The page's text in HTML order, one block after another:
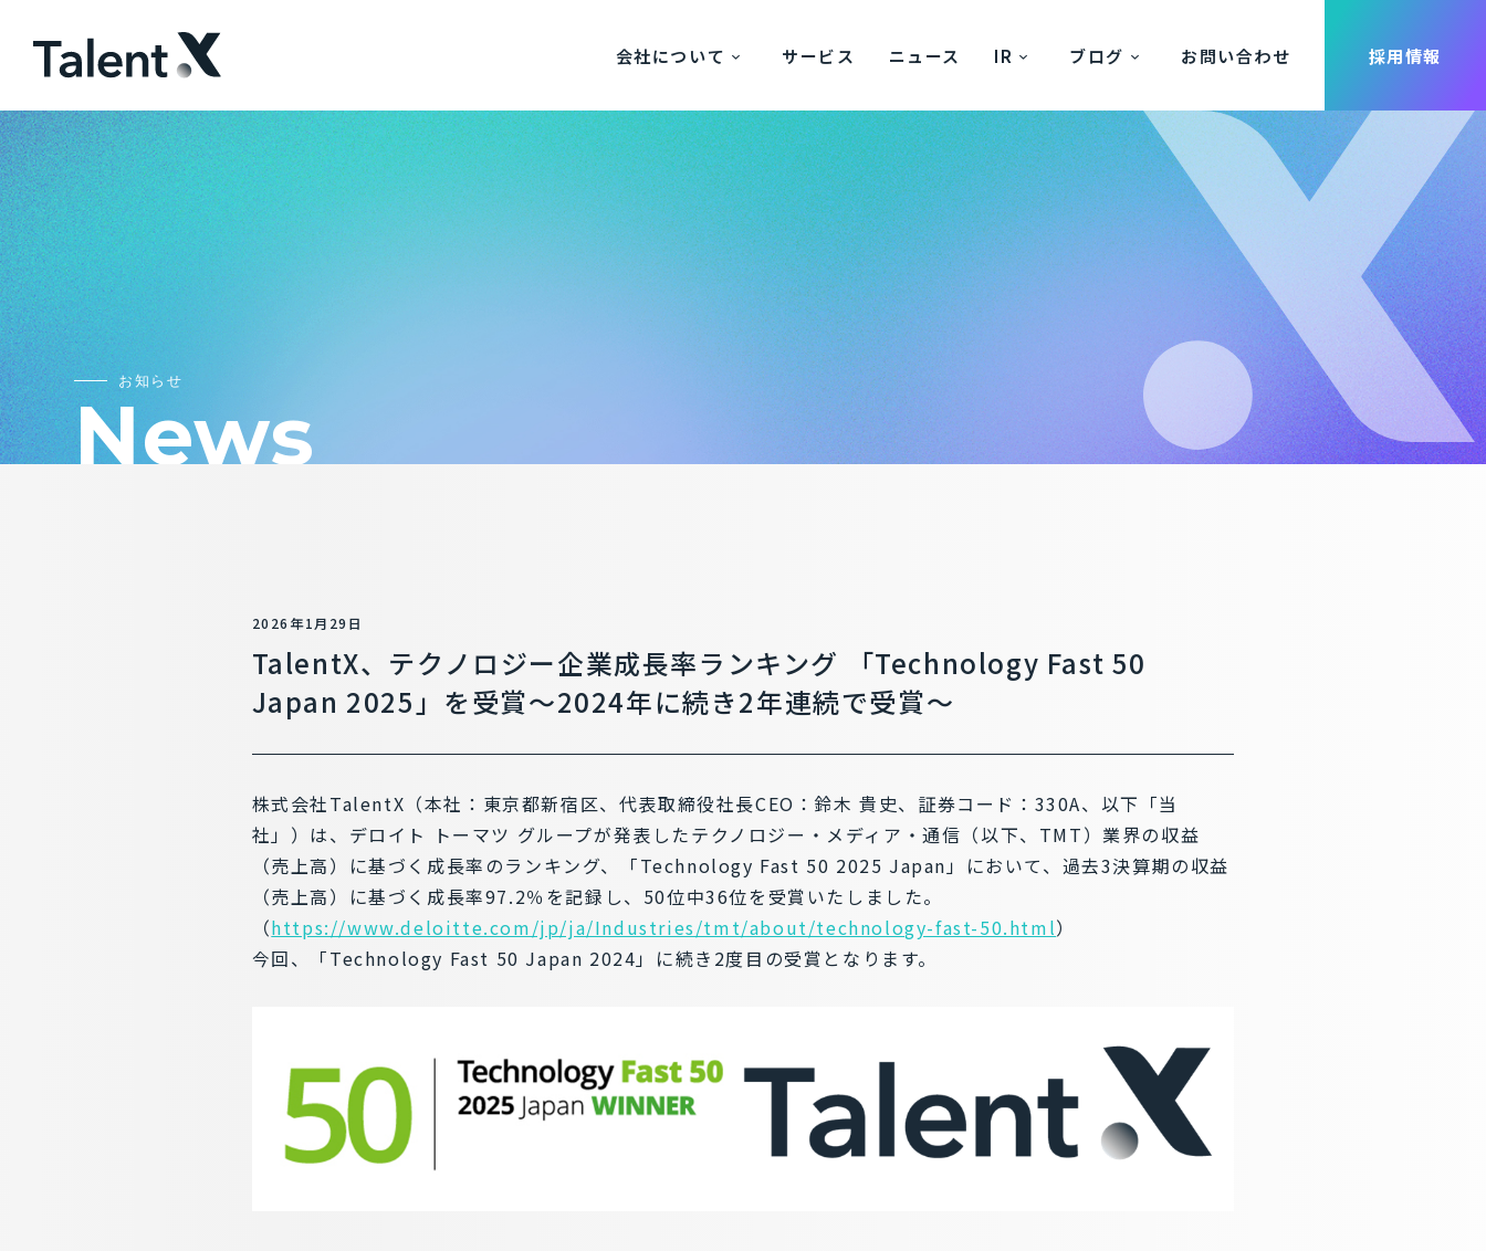
会社について サービス ニュース IR ブログ お問い合わせ 採用情報
お知らせ
News
2026年1月29日
TalentX、テクノロジー企業成長率ランキング 「Technology Fast 50
Japan 2025」を受賞～2024年に続き2年連続で受賞～
株式会社TalentX（本社：東京都新宿区、代表取締役社長CEO：鈴木 貴史、証券コード：330A、以下「当
社」）は、デロイト トーマツ グループが発表したテクノロジー・メディア・通信（以下、TMT）業界の収益
（売上高）に基づく成長率のランキング、「Technology Fast 50 2025 Japan」において、過去3決算期の収益
（売上高）に基づく成長率97.2％を記録し、50位中36位を受賞いたしました。
（https://www.deloitte.com/jp/ja/Industries/tmt/about/technology-fast-50.html）
今回、「Technology Fast 50 Japan 2024」に続き2度目の受賞となります。